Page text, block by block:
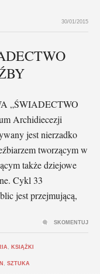
30/01/2015
„ŚWIADECTWO
Archidiecezji
jest nierzadko
tworzącym w
także dziejowe
Cykl 33
jest przejmującą,
KSIĄŻKI
SZTUKA
SKOMENTUJ